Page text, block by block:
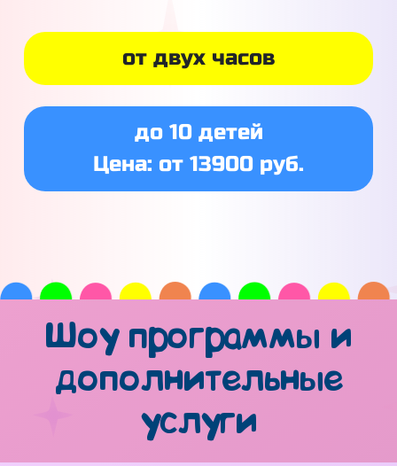
от двух часов
до 10 детей
Цена: от 13900 руб.
Шоу программы и
дополнительные
услуги